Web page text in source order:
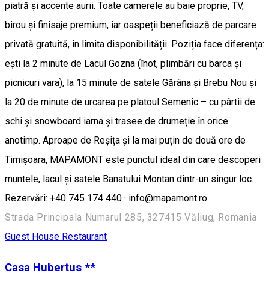
piatră și accente aurii. Toate camerele au baie proprie, TV,
birou și finisaje premium, iar oaspeții beneficiază de parcare
privată gratuită, în limita disponibilității. Poziția face diferența:
ești la 2 minute de Lacul Gozna (înot, plimbări cu barca și
picnicuri vara), la 15 minute de satele Gărâna și Brebu Nou și
la 20 de minute de urcarea pe platoul Semenic – cu pârtii de
schi și snowboard iarna și trasee de drumeție în orice
anotimp. Aproape de Reșița și la mai puțin de două ore de
Timișoara, MAPAMONT este punctul ideal din care descoperi
muntele, lacul și satele Banatului Montan dintr-un singur loc.
Rezervări: +40 745 174 440 · info@mapamont.ro
Strada Principala Numarul 285, 327415 Văliug, Romania
Guest House Restaurant
Casa Hubertus **